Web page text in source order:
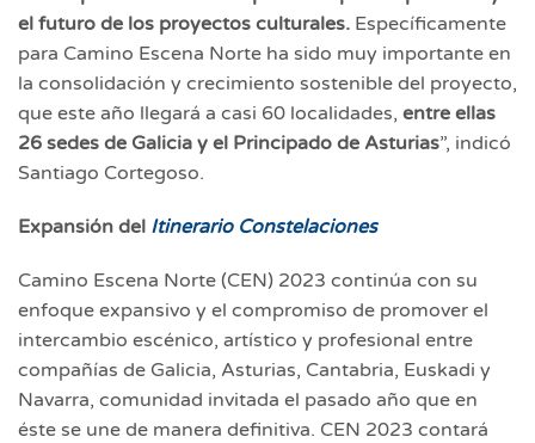
el futuro de los proyectos culturales. Específicamente
para Camino Escena Norte ha sido muy importante en
la consolidación y crecimiento sostenible del proyecto,
que este año llegará a casi 60 localidades, entre ellas
26 sedes de Galicia y el Principado de Asturias”, indicó
Santiago Cortegoso.
Expansión del Itinerario Constelaciones
Camino Escena Norte (CEN) 2023 continúa con su
enfoque expansivo y el compromiso de promover el
intercambio escénico, artístico y profesional entre
compañías de Galicia, Asturias, Cantabria, Euskadi y
Navarra, comunidad invitada el pasado año que en
éste se une de manera definitiva. CEN 2023 contará